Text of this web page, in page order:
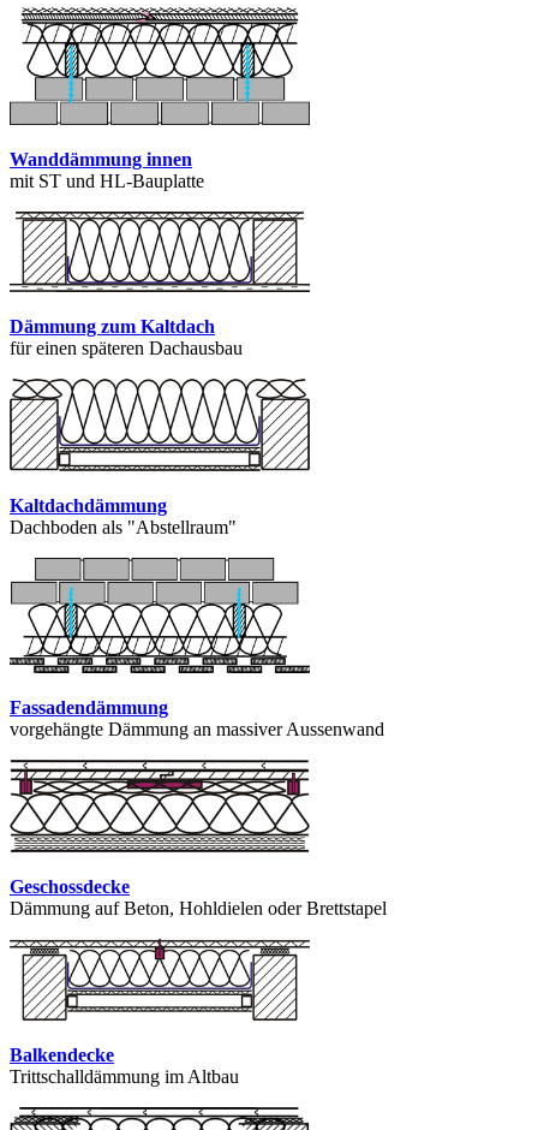
Wanddämmung innen
mit ST und HL-Bauplatte
Dämmung zum Kaltdach
für einen späteren Dachausbau
Kaltdachdämmung
Dachboden als "Abstellraum"
Fassadendämmung
vorgehängte Dämmung an massiver Aussenwand
Geschossdecke
Dämmung auf Beton, Hohldielen oder Brettstapel
Balkendecke
Trittschalldämmung im Altbau